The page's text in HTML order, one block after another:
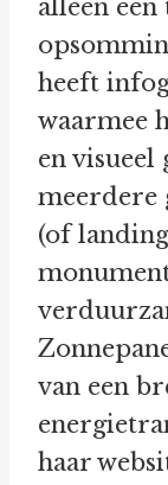
alleen een
heeft
waarmee
en visueel
meerdere
(of
van een
haar